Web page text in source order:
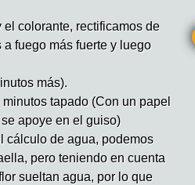
colorante, rectificamos de
fuego más fuerte y luego
más).
tapado (Con un papel
apoye en el guiso)
cálculo de agua, podemos
pero teniendo en cuenta
sueltan agua, por lo que